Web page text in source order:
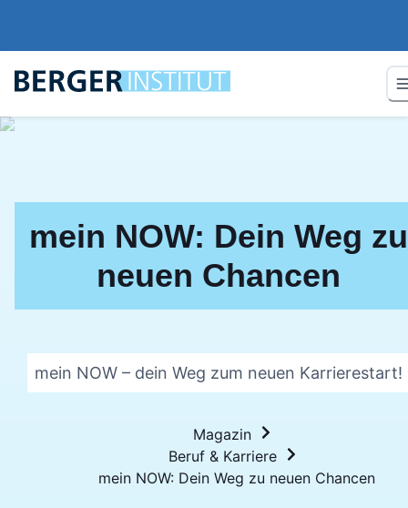
mein NOW: Dein Weg zu
neuen Chancen
mein NOW – dein Weg zum neuen Karrierestart!
Magazin
Beruf & Karriere
mein NOW: Dein Weg zu neuen Chancen